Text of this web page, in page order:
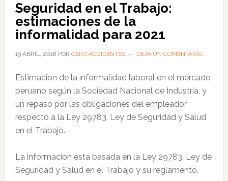
Seguridad en el Trabajo:
estimaciones de la
informalidad para 2021
19 ABRIL, 2018 POR CERO ACCIDENTES DEJA UN COMENTARIO
Estimación de la informalidad laboral en el mercado
peruano según la Sociedad Nacional de Industria, y
un repaso por las obligaciones del empleador
respecto a la Ley 29783, Ley de Seguridad y Salud
en el Trabajo.
La información está basada en la Ley 29783, Ley de
Seguridad y Salud en el Trabajo y su reglamento.